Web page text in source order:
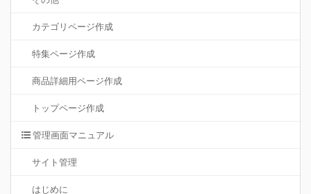
カテゴリページ作成
特集ページ作成
商品詳細用ページ作成
トップページ作成
管理画面マニュアル
サイト管理
はじめに